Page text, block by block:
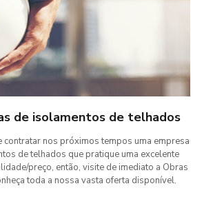
de isolamentos de telhados
contratar nos próximos tempos uma empresa
de telhados que pratique uma excelente
preço, então, visite de imediato a Obras
toda a nossa vasta oferta disponível.